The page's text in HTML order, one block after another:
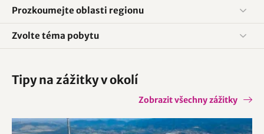
Prozkoumejte oblasti regionu
Zvolte téma pobytu
Tipy na zážitky v okolí
Zobrazit všechny zážitky